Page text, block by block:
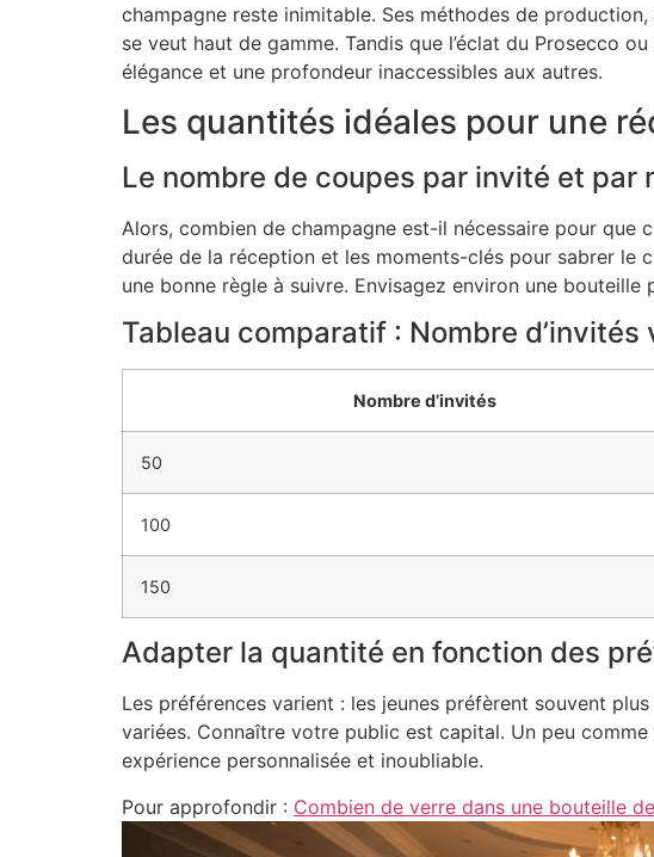
champagne reste inimitable. Ses méthodes de
se veut haut de gamme. Tandis que l’éclat du Prosecco
élégance et une profondeur inaccessibles aux autres.
Les quantités idéales pour une
Le nombre de coupes par invité et par
Alors, combien de champagne est-il nécessaire pour que
durée de la réception et les moments-clés pour sabrer le
une bonne règle à suivre. Envisagez environ une
Tableau comparatif : Nombre
Nombre d’invités
50
100
150
Adapter la quantité en fonction des
Les préférences varient : les jeunes préfèrent souvent
variées. Connaître votre public est capital. Un peu
expérience personnalisée et inoubliable.
Pour approfondir : Combien de verre dans une bouteille